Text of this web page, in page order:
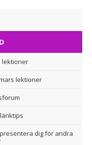
lektioner
lektioner
dig för andra